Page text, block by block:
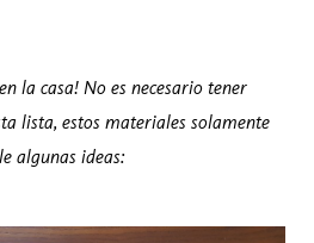
la casa! No es necesario tener
lista, estos materiales solamente
algunas ideas: